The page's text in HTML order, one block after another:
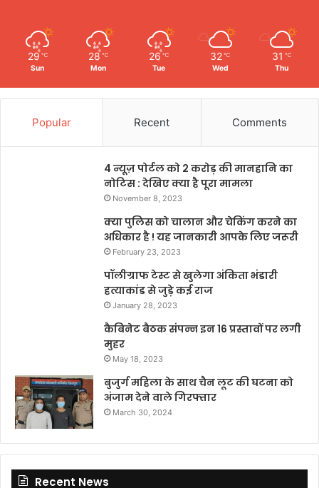
29 ℃
Sun
28 ℃
Mon
26 ℃
Tue
32 ℃
Wed
31 ℃
Thu
Popular Recent Comments
4 न्यूज़ पोर्टल को 2 करोड़ की मानहानि का
नोटिस : देखिए क्या है पूरा मामला
November 8, 2023
क्या पुलिस को चालान और चेकिंग करने का
अधिकार है ! यह जानकारी आपके लिए जरूरी
February 23, 2023
पॉलीग्राफ टेस्ट से खुलेगा अंकिता भंडारी
हत्याकांड से जुड़े कई राज
January 28, 2023
कैबिनेट बैठक संपन्न इन 16 प्रस्तावों पर लगी
मुहर
May 18, 2023
बुजुर्ग महिला के साथ चैन लूट की घटना को
अंजाम देने वाले गिरफ्तार
March 30, 2024
Recent News